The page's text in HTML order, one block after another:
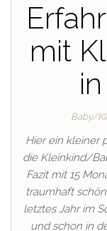
mit
Baby/
Hier ein kleiner
die Kleinkind/
Fazit mit 15
traumhaft
letztes Jahr im
und schon in